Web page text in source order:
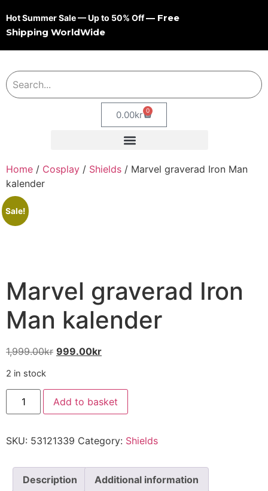
Hot Summer Sale — Up to 50% Off— Free
Shipping WorldWide
0.00kr 0
Home / Cosplay / Shields / Marvel graverad Iron Man
kalender
Sale!
Marvel graverad Iron
Man kalender
1,999.00kr 999.00kr
2 in stock
Add to basket
SKU: 53121339 Category: Shields
Description Additional information